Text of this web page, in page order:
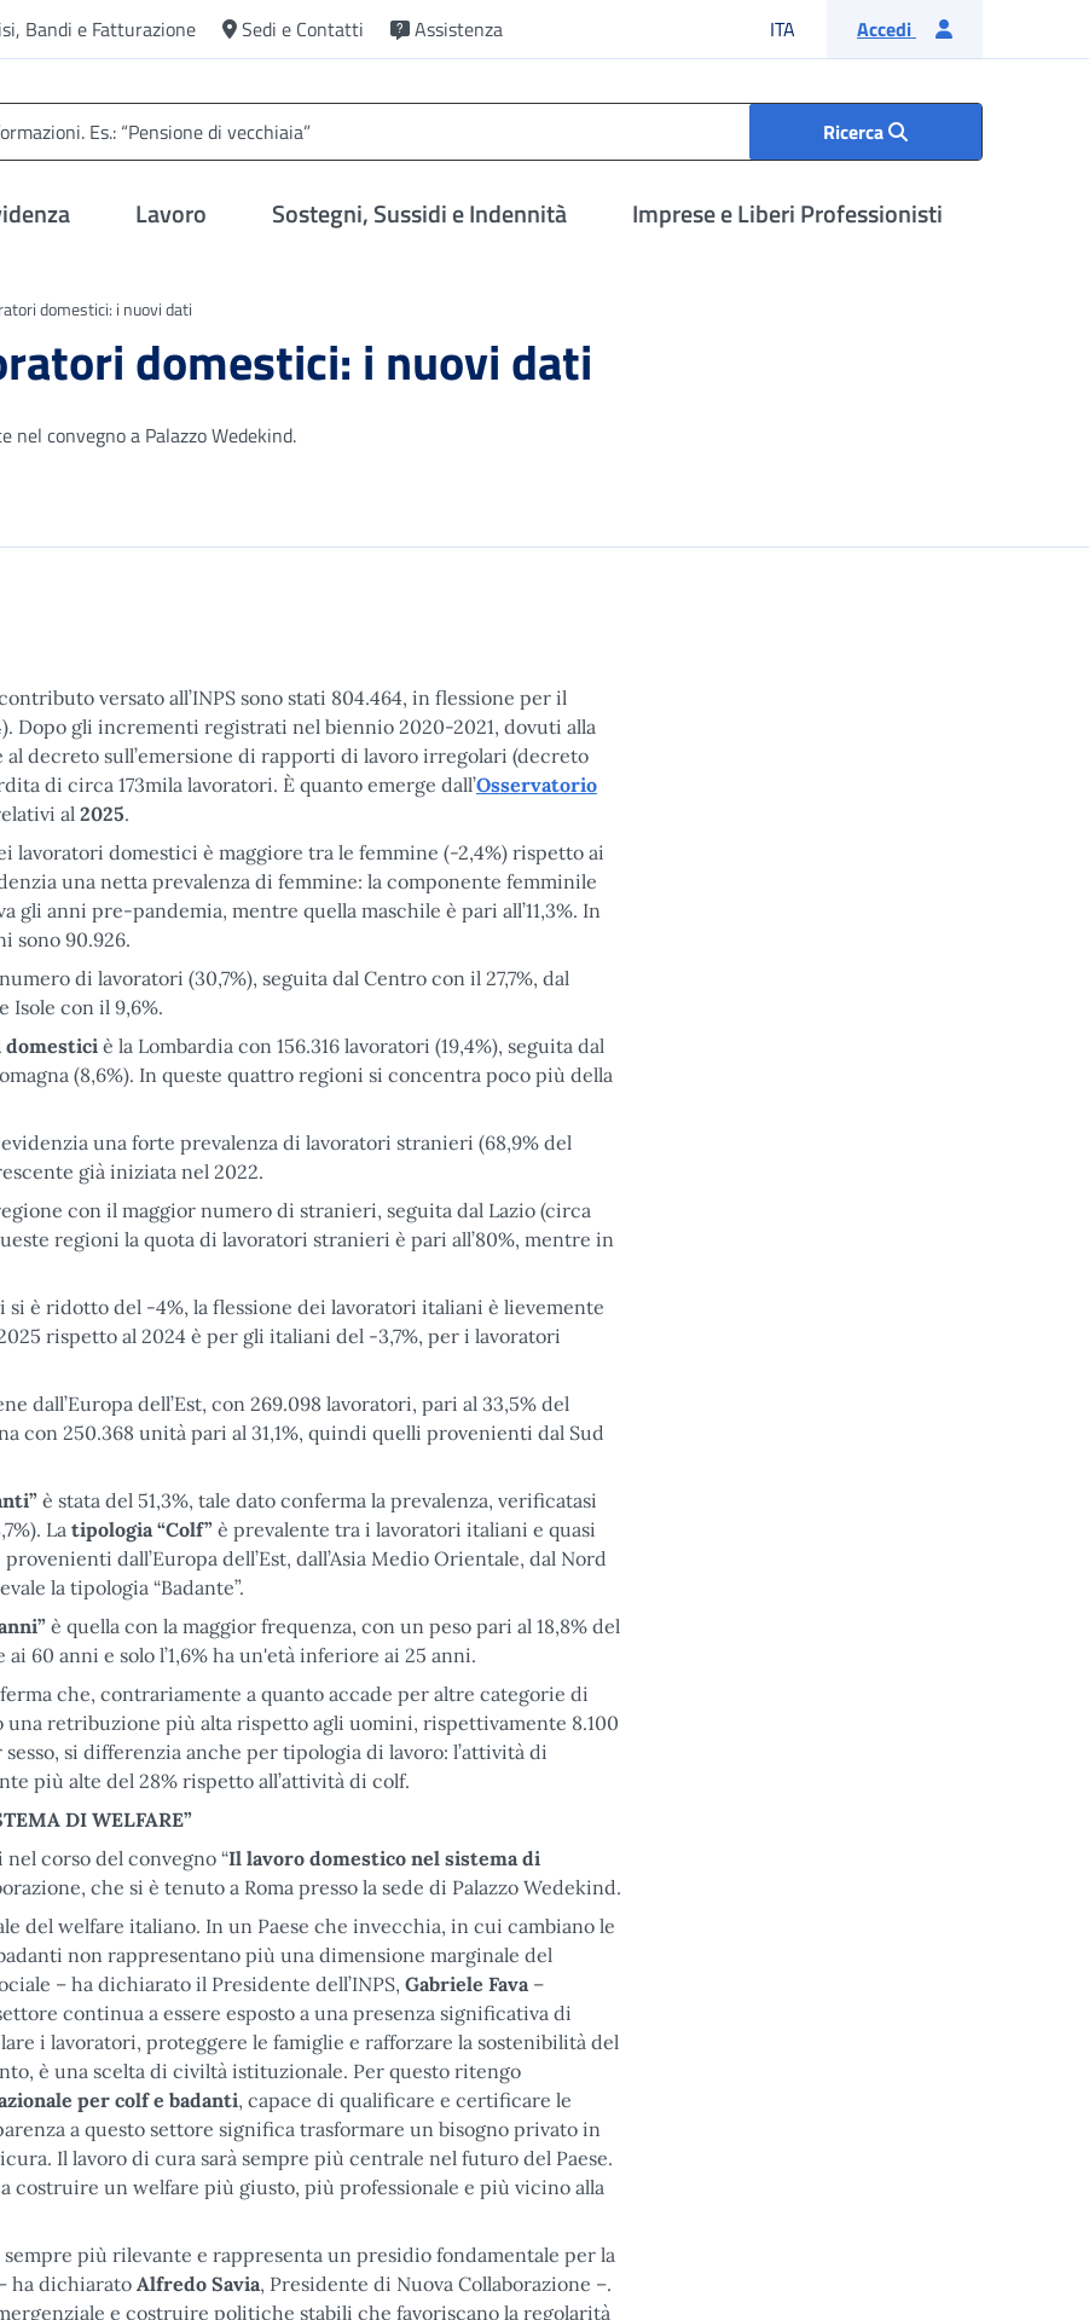
Bandi e Fatturazione Sedi e Contatti Assistenza ITA Lingua italiana
Accedi
Ricerca
Lavoro Sostegni, Sussidi e Indennità Imprese e Liberi Professionisti
domestici: i nuovi dati
domestici: i nuovi dati
convegno a Palazzo Wedekind.
versato all’INPS sono stati 804.464, in flessione per il
Dopo gli incrementi registrati nel biennio 2020-2021, dovuti alla
decreto sull’emersione di rapporti di lavoro irregolari (decreto
di circa 173mila lavoratori. È quanto emerge dall’Osservatorio
al 2025.
lavoratori domestici è maggiore tra le femmine (-2,4%) rispetto ai
una netta prevalenza di femmine: la componente femminile
gli anni pre-pandemia, mentre quella maschile è pari all’11,3%. In
sono 90.926.
di lavoratori (30,7%), seguita dal Centro con il 27,7%, dal
Isole con il 9,6%.
domestici è la Lombardia con 156.316 lavoratori (19,4%), seguita dal
(8,6%). In queste quattro regioni si concentra poco più della
una forte prevalenza di lavoratori stranieri (68,9% del
già iniziata nel 2022.
con il maggior numero di stranieri, seguita dal Lazio (circa
regioni la quota di lavoratori stranieri è pari all’80%, mentre in
è ridotto del -4%, la flessione dei lavoratori italiani è lievemente
rispetto al 2024 è per gli italiani del -3,7%, per i lavoratori
dall’Europa dell’Est, con 269.098 lavoratori, pari al 33,5% del
con 250.368 unità pari al 31,1%, quindi quelli provenienti dal Sud
è stata del 51,3%, tale dato conferma la prevalenza, verificatasi
La tipologia “Colf” è prevalente tra i lavoratori italiani e quasi
dall’Europa dell’Est, dall’Asia Medio Orientale, dal Nord
la tipologia “Badante”.
è quella con la maggior frequenza, con un peso pari al 18,8% del
60 anni e solo l’1,6% ha un'età inferiore ai 25 anni.
che, contrariamente a quanto accade per altre categorie di
retribuzione più alta rispetto agli uomini, rispettivamente 8.100
si differenzia anche per tipologia di lavoro: l’attività di
più alte del 28% rispetto all’attività di colf.
DI WELFARE”
corso del convegno “Il lavoro domestico nel sistema di
che si è tenuto a Roma presso la sede di Palazzo Wedekind.
del welfare italiano. In un Paese che invecchia, in cui cambiano le
non rappresentano più una dimensione marginale del
– ha dichiarato il Presidente dell’INPS, Gabriele Fava–
continua a essere esposto a una presenza significativa di
i lavoratori, proteggere le famiglie e rafforzare la sostenibilità del
è una scelta di civiltà istituzionale. Per questo ritengo
per colf e badanti, capace di qualificare e certificare le
a questo settore significa trasformare un bisogno privato in
Il lavoro di cura sarà sempre più centrale nel futuro del Paese.
un welfare più giusto, più professionale e più vicino alla
più rilevante e rappresenta un presidio fondamentale per la
ha dichiaratoAlfredo Savia, Presidente di Nuova Collaborazione –.
e costruire politiche stabili che favoriscano la regolarità